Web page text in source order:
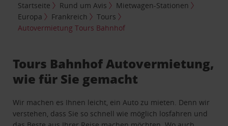
Startseite Rund um Avis
Mietwagen-Stationen
Europa
Frankreich
Tours
Autovermietung Tours Bahnhof
Tours Bahnhof Autovermietung,
wie für Sie gemacht
Wir machen es Ihnen leicht, ein Auto zu mieten. Denn wir
verstehen, dass Sie so schnell wie möglich losfahren und